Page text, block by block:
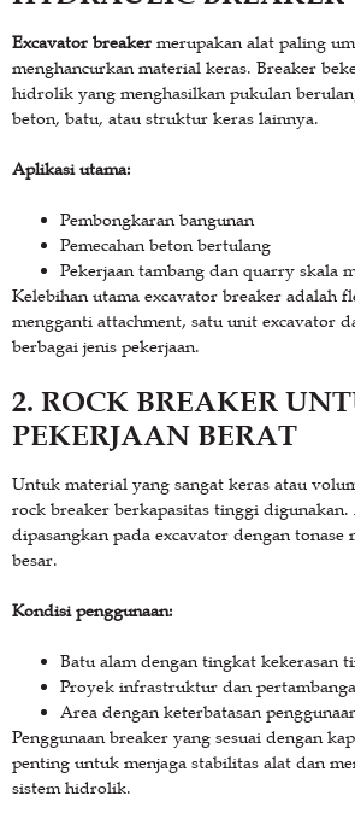
Excavator breaker merupakan alat paling
menghancurkan material keras. Breaker
hidrolik yang menghasilkan pukulan
beton, batu, atau struktur keras lainnya.
Aplikasi utama:
Pembongkaran bangunan
Pemecahan beton bertulang
Pekerjaan tambang dan quarry skala
Kelebihan utama excavator breaker adalah
mengganti attachment, satu unit excavator
berbagai jenis pekerjaan.
2. ROCK BREAKER
PEKERJAAN BERAT
Untuk material yang sangat keras atau
rock breaker berkapasitas tinggi
dipasangkan pada excavator dengan tonase
besar.
Kondisi penggunaan:
Batu alam dengan tingkat kekerasan
Proyek infrastruktur dan
Area dengan keterbatasan
Penggunaan breaker yang sesuai dengan
penting untuk menjaga stabilitas alat dan
sistem hidrolik.